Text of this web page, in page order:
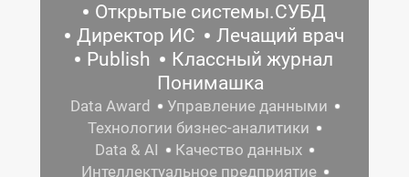
Открытые системы.СУБД
Директор ИС
Лечащий врач
Publish
Классный журнал
Понимашка
Data Award
Управление данными
Технологии бизнес-аналитики
Data & AI
Качество данных
Интеллектуальное предприятие